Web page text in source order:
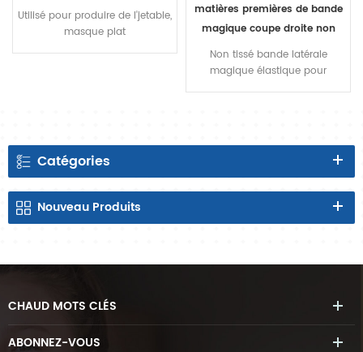
Masque Faisant la Machine
Utilisé pour produire de l'jetable,
masque plat
matières premières de bande
magique coupe droite non
tissé fabricant de couches à
bande de taille avant de
Non tissé bande latérale
magique élastique pour
Catégories
Nouveau Produits
CHAUD MOTS CLÉS
ABONNEZ-VOUS